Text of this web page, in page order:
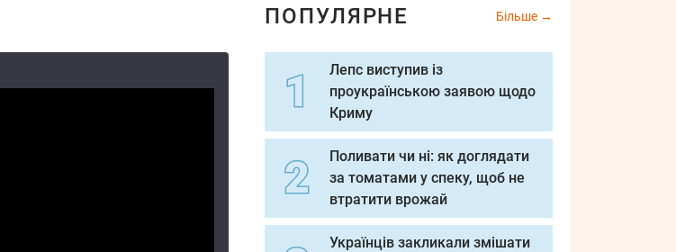
ПОПУЛЯРНЕ Більше
Лепс виступив із
проукраїнською заявою щодо
Криму
Поливати чи ні: як доглядати
за томатами у спеку, щоб не
втратити врожай
Українців закликали змішати